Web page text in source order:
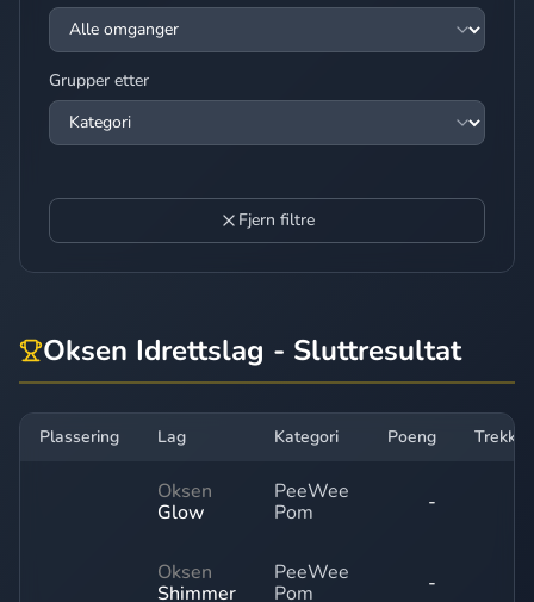
Grupper etter
Fjern filtre
Oksen Idrettslag - Sluttresultat
Plassering Lag Kategori Poeng Trekk
Oksen
Glow
PeeWee
Pom
-
Oksen
Shimmer
PeeWee
Pom
-